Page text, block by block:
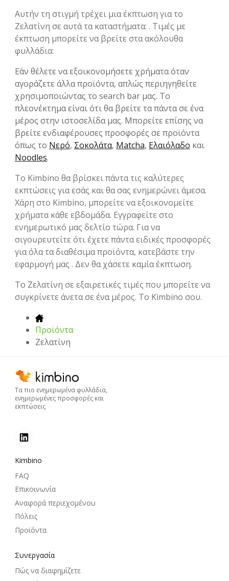
Αυτήν τη στιγμή τρέχει μια έκπτωση για το
Ζελατίνη σε αυτά τα καταστήματα: . Τιμές με
έκπτωση μπορείτε να βρείτε στα ακόλουθα
φυλλάδια:
Εάν θέλετε να εξοικονομήσετε χρήματα όταν
αγοράζετε άλλα προϊόντα, απλώς περιηγηθείτε
χρησιμοποιώντας το search bar μας. Το
πλεονέκτημα είναι ότι θα βρείτε τα πάντα σε ένα
μέρος στην ιστοσελίδα μας. Μπορείτε επίσης να
βρείτε ενδιαφέρουσες προσφορές σε προϊόντα
όπως το Νερό, Σοκολάτα, Matcha, Ελαιόλαδο και
Noodles.
Το Kimbino θα βρίσκει πάντα τις καλύτερες
εκπτώσεις για εσάς και θα σας ενημερώνει άμεσα.
Χάρη στο Kimbino, μπορείτε να εξοικονομείτε
χρήματα κάθε εβδομάδα. Εγγραφείτε στο
ενημερωτικό μας δελτίο τώρα. Για να
σιγουρευτείτε ότι έχετε πάντα ειδικές προσφορές
για όλα τα διαθέσιμα προϊόντα, κατεβάστε την
εφαρμογή μας . Δεν θα χάσετε καμία έκπτωση.
To Ζελατίνη σε εξαιρετικές τιμές που μπορείτε να
συγκρίνετε άνετα σε ένα μέρος. Το Kimbino σου.
Προϊόντα
Ζελατίνη
Τα πιο ενημερωμένα φυλλάδια,
ενημερωμένες προσφορές και
εκπτώσεις
Kimbino
FAQ
Επικοινωνία
Αναφορά περιεχομένου
Πόλεις
Προϊόντα
Συνεργασία
Πώς να διαφημίζετε